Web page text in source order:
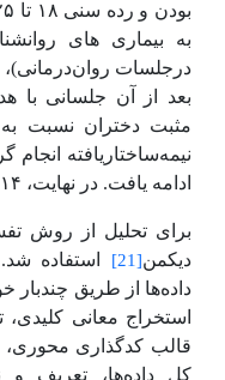
بودن و رده سنی ۱۸ تا
به بیماری های
درجلسات روان‌درمانی)،
بعد از آن جلسانی
مثبت دختران نسبت به
نیمه‌ساختاریافته
ادامه یافت. در نهایت، ۱۴
برای تحلیل از روش
دیکمن[21] استفاده شد.
داده‌ها از طریق چندبار
استخراج معانی کلیدی،
قالب کدگذاری محوری،
کل داده‌ها، تعریف و